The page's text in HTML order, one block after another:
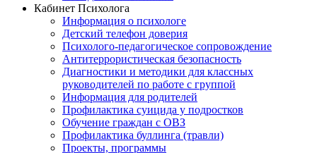
Кабинет Психолога
Информация о психологе
Детский телефон доверия
Психолого-педагогическое сопровождение
Антитеррористическая безопасность
Диагностики и методики для классных
руководителей по работе с группой
Информация для родителей
Профилактика суицида у подростков
Обучение граждан с ОВЗ
Профилактика буллинга (травли)
Проекты, программы